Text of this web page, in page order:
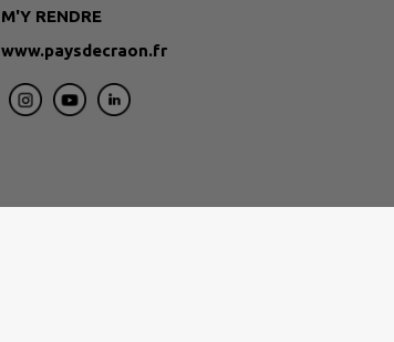
M'Y RENDRE
www.paysdecraon.fr